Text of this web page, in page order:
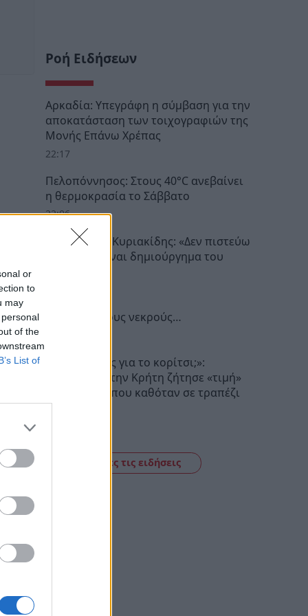
or
to
may
of the
List of
Ροή Ειδήσεων
Αρκαδία: Υπεγράφη η σύμβαση για την
αποκατάσταση των τοιχογραφιών της
Μονής Επάνω Χρέπας
22:17
Πελοπόννησος: Στους 40°C ανεβαίνει
η θερμοκρασία το Σάββατο
22:06
Βλαδίμηρος Κυριακίδης: «Δεν πιστεύω
στον Θεό, είναι δημιούργημα του
Σεβασμό στους νεκρούς…
«Πόσα θέλεις για το κορίτσι;»:
Τουρίστας στην Κρήτη ζήτησε «τιμή»
για ανήλικη που καθόταν σε τραπέζι
επιχείρησης
Δείτε όλες τις ειδήσεις